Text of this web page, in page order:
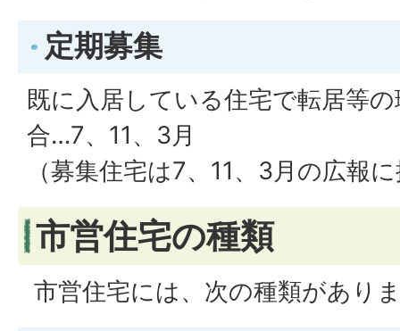
定期募集
既に入居している住宅で転居等
合…7、11、3月
（募集住宅は7、11、3月の広報
市営住宅の種類
市営住宅には、次の種類があり